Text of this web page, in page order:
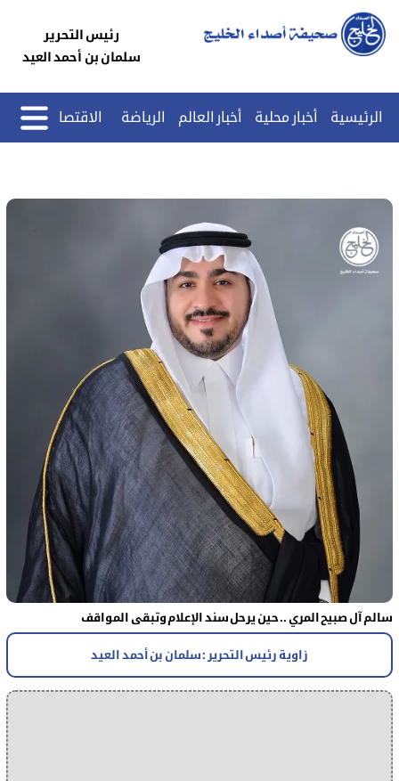
رئيس التحرير
سلمان بن أحمد العيد
الرئيسية أخبار محلية أخبار العالم الرياضة الاقتصاد
سالم آل صبيح المري .. حين يرحل سند الإعلام وتبقى المواقف
زاوية رئيس التحرير : سلمان بن أحمد العيد